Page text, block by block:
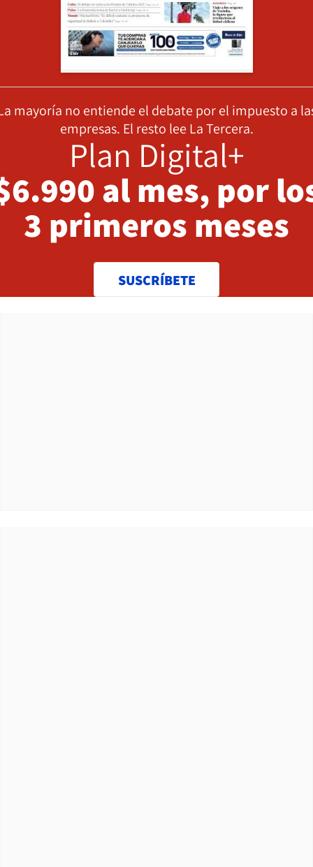
mayoría no entiende el debate por el impuesto a
empresas. El resto lee La Tercera.
Plan Digital+
al mes, por
3 primeros meses
SUSCRÍBETE